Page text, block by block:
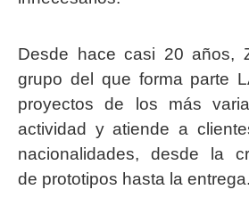
Desde hace casi 20 años,
grupo del que forma parte
proyectos de los más
actividad y atiende a
nacionalidades, desde la
de prototipos hasta la entrega.